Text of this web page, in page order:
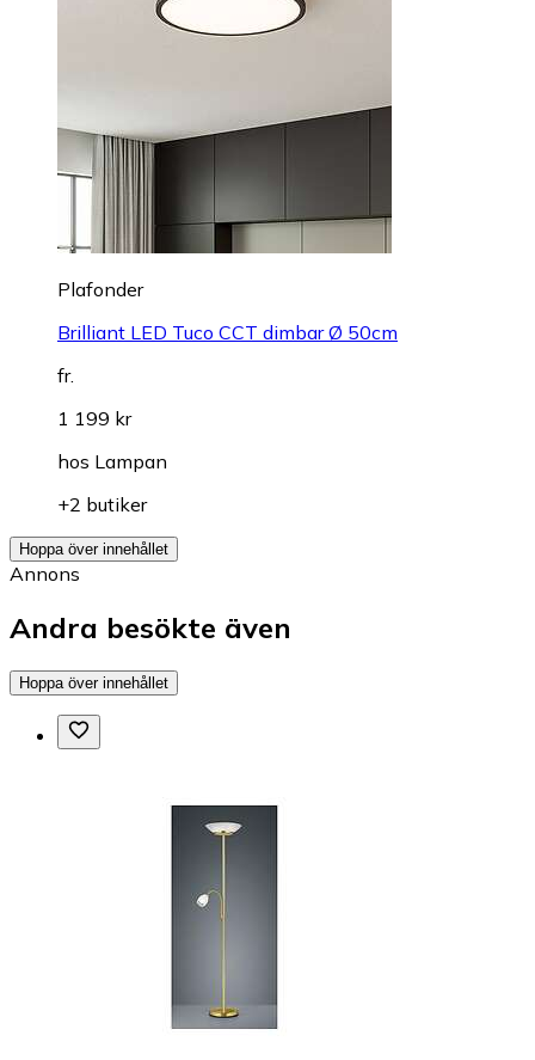
Plafonder
Brilliant LED Tuco CCT dimbar Ø 50cm
fr.
1 199 kr
hos Lampan
+2 butiker
Hoppa över innehållet
Annons
Andra besökte även
Hoppa över innehållet